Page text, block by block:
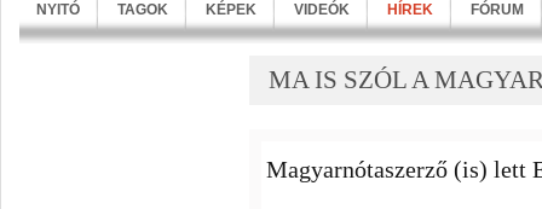
NYITÓ TAGOK KÉPEK VIDEÓK HÍREK FÓRUM
MA IS SZÓL A
Magyarnótaszerző (is) lett